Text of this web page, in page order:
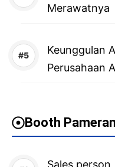
Merawatnya
Keunggulan
Perusahaan
Booth Pameran
Sales